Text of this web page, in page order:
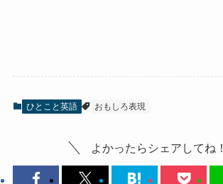
ひとこと英語 おもしろ表現
よかったらシェアしてね！